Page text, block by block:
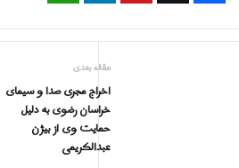
مقاله بعدی
اخراج مجری صدا و سیمای
خراسان رضوی به دلیل
حمایت وى از بیژن
عبدالکریمی